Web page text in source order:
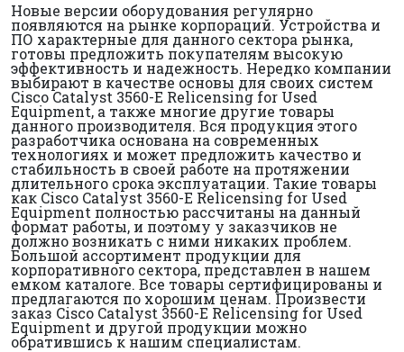
Новые версии оборудования регулярно
появляются на рынке корпораций. Устройства и
ПО характерные для данного сектора рынка,
готовы предложить покупателям высокую
эффективность и надежность. Нередко компании
выбирают в качестве основы для своих систем
Cisco Catalyst 3560-E Relicensing for Used
Equipment, а также многие другие товары
данного производителя. Вся продукция этого
разработчика основана на современных
технологиях и может предложить качество и
стабильность в своей работе на протяжении
длительного срока эксплуатации. Такие товары
как Cisco Catalyst 3560-E Relicensing for Used
Equipment полностью рассчитаны на данный
формат работы, и поэтому у заказчиков не
должно возникать с ними никаких проблем.
Большой ассортимент продукции для
корпоративного сектора, представлен в нашем
емком каталоге. Все товары сертифицированы и
предлагаются по хорошим ценам. Произвести
заказ Cisco Catalyst 3560-E Relicensing for Used
Equipment и другой продукции можно
обратившись к нашим специалистам.